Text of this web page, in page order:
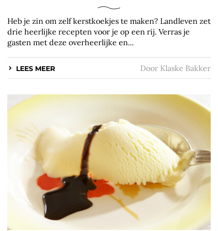
Heb je zin om zelf kerstkoekjes te maken? Landleven zet
drie heerlijke recepten voor je op een rij. Verras je
gasten met deze overheerlijke en...
LEES MEER Door Klaske Bakker